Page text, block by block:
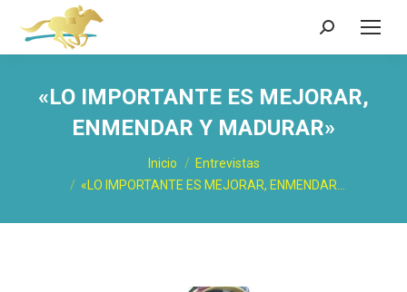
Buscar:
«LO IMPORTANTE ES MEJORAR,
ENMENDAR Y MADURAR»
Inicio
Entrevistas
«LO IMPORTANTE ES MEJORAR, ENMENDAR…